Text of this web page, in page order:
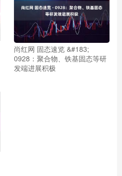
尚红网 固态速览 &#183;
0928：聚合物、铁基固态等研
发端进展积极